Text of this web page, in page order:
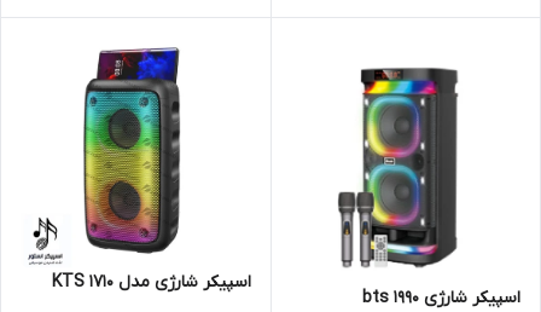
اسپیکر شارژی bts 1990
اسپیکر شارژی مدل KTS 1710